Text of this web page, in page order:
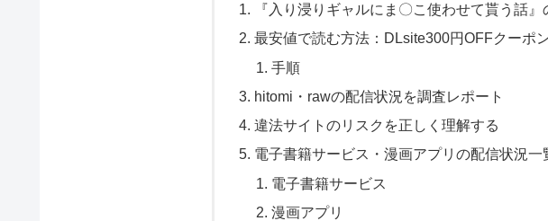
『入り浸りギャルにま〇こ使わせて貰う話』
最安値で読む方法：DLsite300円OFFクーポ
手順
hitomi・rawの配信状況を調査レポート
違法サイトのリスクを正しく理解する
電子書籍サービス・漫画アプリの配信状況一
電子書籍サービス
漫画アプリ